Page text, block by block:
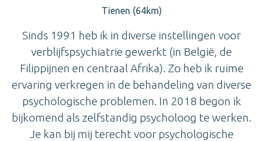
Tienen (64km)
Sinds 1991 heb ik in diverse instellingen voor
verblijfspsychiatrie gewerkt (in België, de
Filippijnen en centraal Afrika). Zo heb ik ruime
ervaring verkregen in de behandeling van diverse
psychologische problemen. In 2018 begon ik
bijkomend als zelfstandig psycholoog te werken.
Je kan bij mij terecht voor psychologische